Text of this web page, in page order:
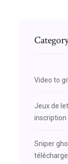
Video to
Jeux de
inscription
Sniper